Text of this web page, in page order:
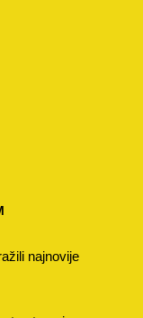
najnovije